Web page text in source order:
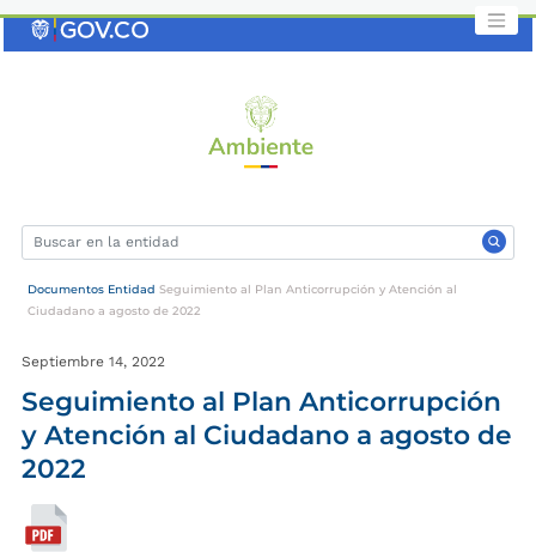
Documentos Entidad Seguimiento al Plan Anticorrupción y Atención al
Ciudadano a agosto de 2022
Septiembre 14, 2022
Seguimiento al Plan Anticorrupción
y Atención al Ciudadano a agosto de
2022